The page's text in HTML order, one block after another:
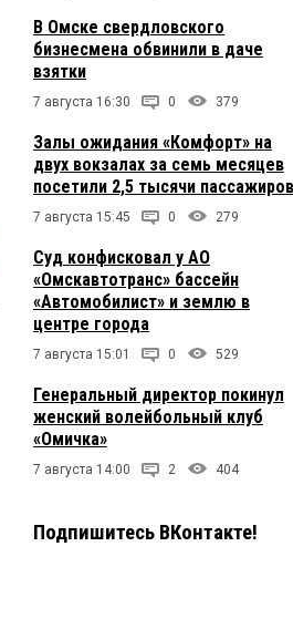
В Омске свердловского
бизнесмена обвинили в даче
взятки
7 августа 16:30 0 379
Залы ожидания «Комфорт» на
двух вокзалах за семь месяцев
посетили 2,5 тысячи пассажиров
7 августа 15:45 0 279
Суд конфисковал у АО
«Омскавтотранс» бассейн
«Автомобилист» и землю в
центре города
7 августа 15:01 0 529
Генеральный директор покинул
женский волейбольный клуб
«Омичка»
7 августа 14:00 2 404
Подпишитесь ВКонтакте!